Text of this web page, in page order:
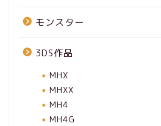
モンスター
3DS作品
MHX
MHXX
MH4
MH4G